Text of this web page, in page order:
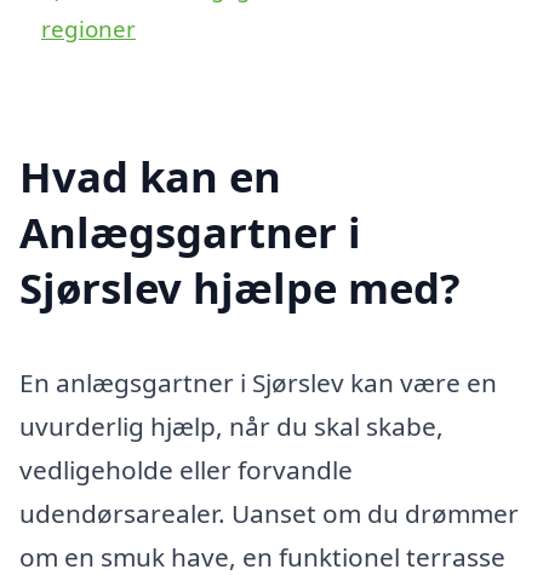
regioner
Hvad kan en
Anlægsgartner i
Sjørslev hjælpe med?
En anlægsgartner i Sjørslev kan være en
uvurderlig hjælp, når du skal skabe,
vedligeholde eller forvandle
udendørsarealer. Uanset om du drømmer
om en smuk have, en funktionel terrasse